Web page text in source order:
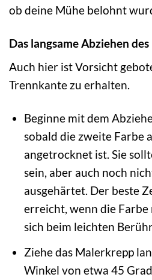
ob deine Mühe belohnt
Das langsame Abziehen
Auch hier ist Vorsicht
Trennkante zu erhalten.
Beginne mit dem
sobald die zweite Farbe
angetrocknet ist. Sie
sein, aber auch noch
ausgehärtet. Der beste
erreicht, wenn die Farbe
sich beim leichten
Ziehe das Malerkrepp
Winkel von etwa 45